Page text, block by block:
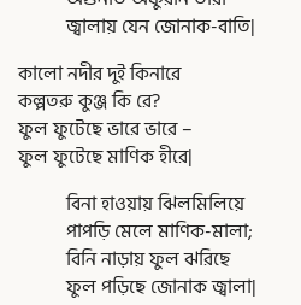
জ্বালায় যেন জোনাক-বাতি|
কালো নদীর দুই কিনারে
কল্পতরু কুঞ্জ কি রে?
ফুল ফুটেছে ভারে ভারে –
ফুল ফুটেছে মাণিক হীরে|
বিনা হাওয়ায় ঝিলমিলিয়ে
পাপড়ি মেলে মাণিক-মালা;
বিনি নাড়ায় ফুল ঝরিছে
ফুল পড়িছে জোনাক জ্বালা|